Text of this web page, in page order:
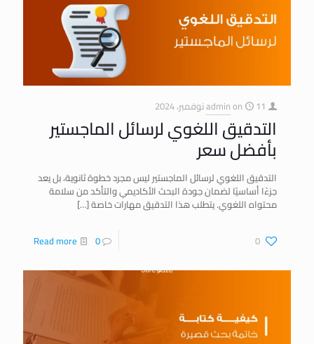
adminon 11 نوفمبر، 2024
التدقيق اللغوي لرسائل الماجستير
بأفضل سعر
التدقيق اللغوي لرسائل الماجستير ليس مجرد خطوة ثانوية، بل يعد
جزءًا أساسيًا لضمان جودة البحث الأكاديمي والتأكد من سلامة
محتواه اللغوي. يتطلب هذا التدقيق مهارات خاصة[…]
0
0
Read more